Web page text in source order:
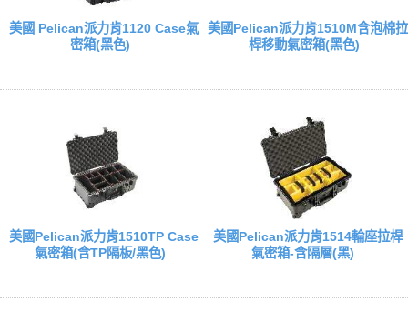
美國 Pelican派力肯1120 Case氣
密箱(黑色)
美國Pelican派力肯1510M含泡棉拉
桿移動氣密箱(黑色)
美國Pelican派力肯1510TP Case
氣密箱(含TP隔板/黑色)
美國Pelican派力肯1514輪座拉桿
氣密箱-含隔層(黑)